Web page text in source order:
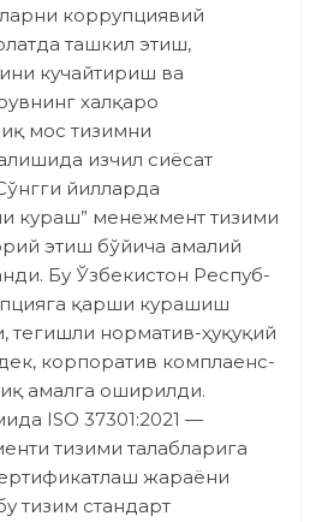
коррупциявий
ташкил этиш,
кучайтириш ва
халқаро
мос тизимни
изчил сиёсат
йилларда
кураш” менежмент тизими
этиш бўйича амалий
Бу Ўзбекистон Респуб­
қарши курашиш
тегишли норматив-ҳуқуқий
корпоратив комплаенс­
амалга оширилди.
ISO 37301:2021 —
тизими талабларига
жараёни
тизим стандарт